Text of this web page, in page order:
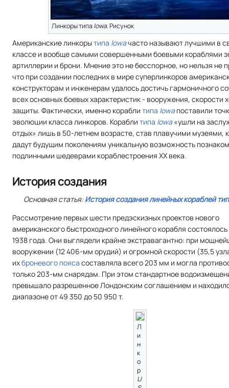
Линкоры типаIowa. Рисунок
Американские линкорытипа Iowaчасто называют лучшими в
классе и вообще самыми совершенными боевыми кораблями
артиллерии и брони. Мнение это не бесспорное, но нельзя не
что при создании последних в мире суперлинкоров
конструкторам и инженерам удалось достичь гармоничного
всех основных боевых характеристик - вооружения, скорости
защиты. Фактически, именно корабли типа Iowaпоставили
эволюции класса линкоров. Корабли типа Iowa«ушли на
отдых» лишь в 50-летнем возрасте, став плавучими музеями,
дадут будущим поколениям уникальную возможность
подлинными шедеврами кораблестроения XX века.
История создания
Основная статья:История создания линейных кораблей
Рассмотрение первых шести предэскизных проектов нового
американского быстроходного линейного корабля
1938 года. Они выглядели крайне экстравагантно: при
вооружении (12 406-мм орудий) и огромной скорости (35,5
ихброневого пояса составляла всего 203 мм и могла
только 203-мм снарядам. При этом стандартное
превышало разрешенное Лондонским соглашением и
диапазоне от 49 350 до 50 950 т.
Л
и
н
к
о
р
U